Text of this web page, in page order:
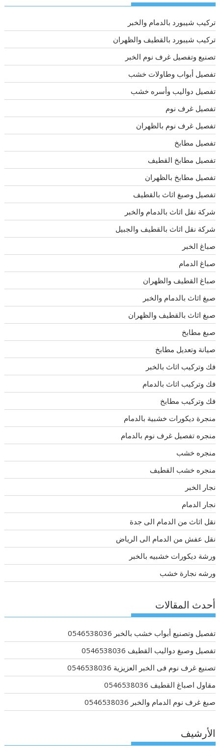
تركيب شيبورد بالدمام والخبر
تركيب شيبورد بالقطيف والظهران
تصنيع وتفصيل غرف نوم الخبر
تفصيل أبواب وطاولات خشب
تفصيل دواليب وأسره خشب
تفصيل غرف نوم
تفصيل غرف نوم بالظهران
تفصيل مطابخ
تفصيل مطابخ القطيف
تفصيل مطابخ بالظهران
تفصيل وصبغ اثاث بالقطيف
شركة نقل اثاث بالدمام والخبر
شركة نقل اثاث بالقطيف والجبيل
صباغ الخبر
صباغ الدمام
صباغ القطيف والظهران
صبغ اثاث بالدمام والخبر
صبغ اثاث بالقطيف والظهران
صبغ مطابخ
صيانة وتعديل مطابخ
فك وتركيب اثاث بالخبر
فك وتركيب اثاث بالدمام
فك وتركيب مطابخ
منجرة ديكورات خشبية بالدمام
منجره تفصيل غرف نوم بالدمام
منجره خشب
منجره خشب القطيف
نجار الخبر
نجار الدمام
نقل اثاث من الدمام الى جدة
نقل عفش من الدمام الى الرياض
ورشة ديكورات خشبيه بالخبر
ورشه نجارة خشب
أحدث المقالات
تفصيل وتصنيع أبواب خشب بالخبر 0546538036
تفصيل وصبغ دواليب القطيف 0546538036
تصنيع غرف نوم فى الخبر العزيزية 0546538036
مقاول اصباغ القطيف 0546538036
صبغ غرف نوم الدمام والخبر 0546538036
الأرشيف